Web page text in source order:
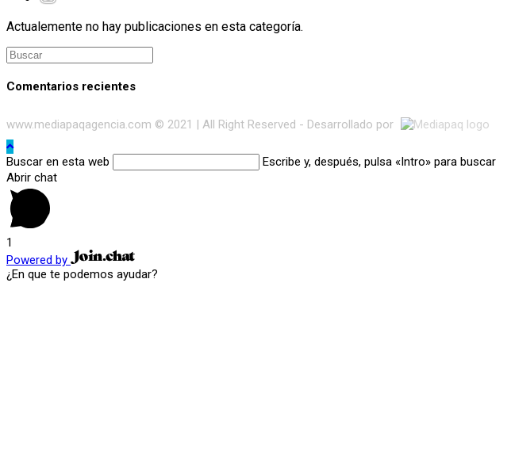
Actualemente no hay publicaciones en esta categoría.
Comentarios recientes
www.mediapaqagencia.com © 2021 | All Right Reserved - Desarrollado por
Buscar en esta web
Escribe y, después, pulsa «Intro» para buscar
Abrir chat
1
Powered by
¿En que te podemos ayudar?